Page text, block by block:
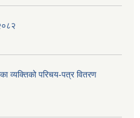
व्यक्तिको परिचय-पत्र वितरण